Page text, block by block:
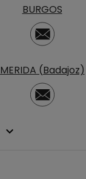
BURGOS
MERIDA (Badajoz)
keyboard_arrow_down